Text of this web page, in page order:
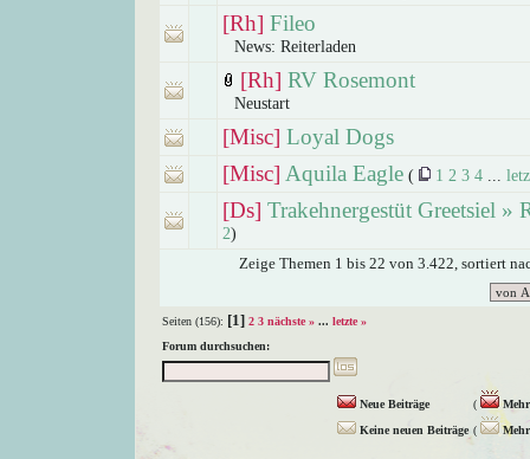
[Rh] Fileo
News: Reiterladen
[Rh] RV Rosemont
Neustart
[Misc] Loyal Dogs
[Misc] Aquila Eagle ( 1 2 3 4
[Ds] Trakehnergestüt Greetsiel »
2)
Zeige Themen 1 bis 22 von 3.422, sortiert
Seiten (156): [1] 2 3 nächste » ... letzte »
Forum durchsuchen:
Neue Beiträge (
Keine neuen Beiträge (